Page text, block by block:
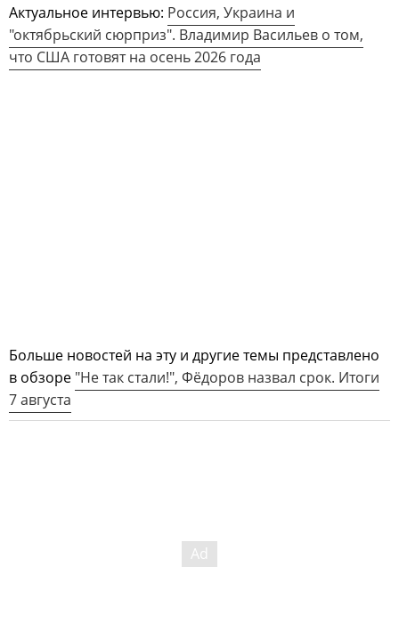
Актуальное интервью: Россия, Украина и
"октябрьский сюрприз". Владимир Васильев о том,
что США готовят на осень 2026 года
Больше новостей на эту и другие темы представлено
в обзоре "Не так стали!", Фёдоров назвал срок. Итоги
7 августа